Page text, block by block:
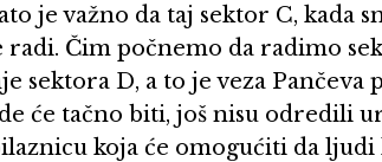
je važno da taj sektor C, kada
radi. Čim počnemo da radimo
sektora D, a to je veza Pančeva
će tačno biti, još nisu odredili
koja će omogućiti da